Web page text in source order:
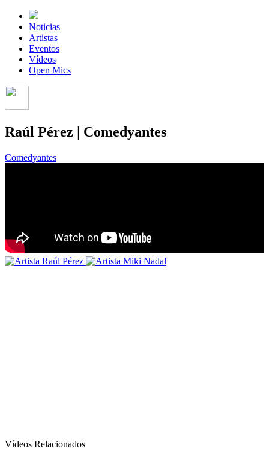
Noticias
Artistas
Eventos
Vídeos
Open Mics
Raúl Pérez | Comedyantes
Comedyantes
Vídeos Relacionados